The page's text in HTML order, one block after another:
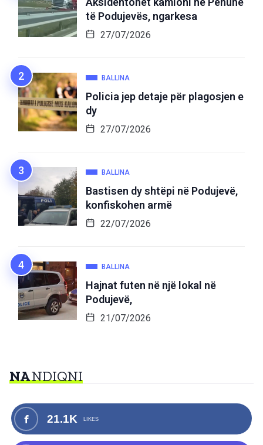
të Podujevës, ngarkesa
27/07/2026
BALLINA
Policia jep detaje për plagosjen e
dy
27/07/2026
BALLINA
Bastisen dy shtëpi në Podujevë,
konfiskohen armë
22/07/2026
BALLINA
Hajnat futen në një lokal në
Podujevë,
21/07/2026
NANDIQNI
21.1K LIKES